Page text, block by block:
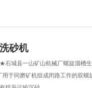
砂机
石城县一山矿山机械厂螺旋溜槽
用于同磨矿机组成闭路工作的双螺